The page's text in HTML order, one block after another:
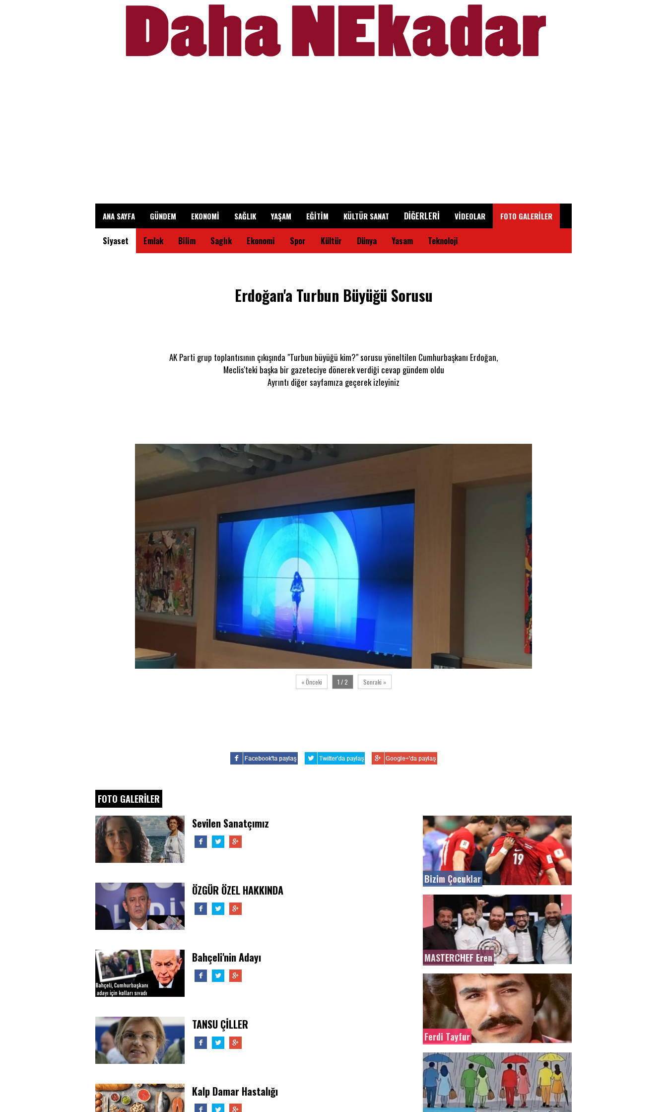
ANA SAYFA GÜNDEM EKONOMİ SAĞLIK YAŞAM EĞİTİM KÜLTÜR SANAT DİĞERLERİ VİDEOLAR FOTO GALERİLER
Siyaset Emlak Bilim Saglık Ekonomi Spor Kültür Dünya Yasam Teknoloji
Erdoğan'a Turbun Büyüğü Sorusu
AK Parti grup toplantısının çıkışında "Turbun büyüğü kim?" sorusu yöneltilen Cumhurbaşkanı Erdoğan,
Meclis'teki başka bir gazeteciye dönerek verdiği cevap gündem oldu
Ayrıntı diğer sayfamıza geçerek izleyiniz
« Önceki 1 / 2 Sonraki »
FOTO GALERİLER
Sevilen Sanatçımız
ÖZGÜR ÖZEL HAKKINDA
Bahçeli'nin Adayı
TANSU ÇİLLER
Kalp Damar Hastalığı
Bizim Çocuklar
MASTERCHEF Eren
Ferdi Tayfur